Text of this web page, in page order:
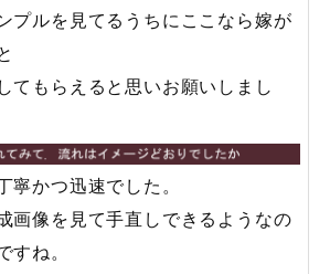
プルを見てるうちにここなら嫁が
てもらえると思いお願いしまし
寧かつ迅速でした。
画像を見て手直しできるようなの
すね。